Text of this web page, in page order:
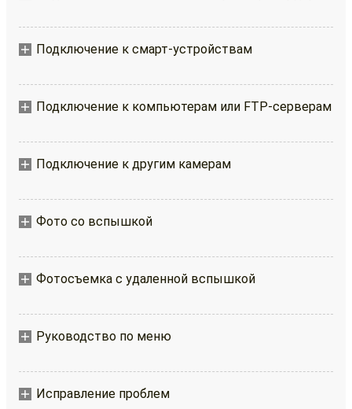
Подключение к смарт-устройствам
Подключение к компьютерам или FTP-серверам
Подключение к другим камерам
Фото со вспышкой
Фотосъемка с удаленной вспышкой
Руководство по меню
Исправление проблем